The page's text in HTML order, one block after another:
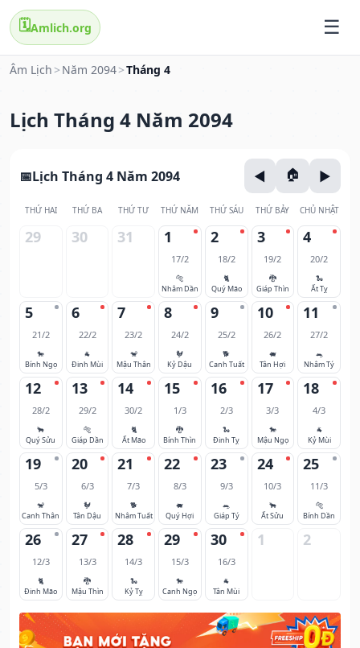
🗓️Amlich.org
Âm Lịch > Năm 2094>Tháng 4
Lịch Tháng 4 Năm 2094
Lịch Tháng 4 Năm 2094
THỨ HAI THỨ BA THỨ TƯ THỨ NĂM THỨ SÁU THỨ BẢY CHỦ NHẬT
29 30 31 1
17/2
🐅
Nhâm Dần
2
18/2
🐈
Quý Mão
3
19/2
🐉
Giáp Thìn
4
20/2
🐍
Ất Tỵ
5
21/2
🐎
Bính Ngọ
6
22/2
🐐
Đinh Mùi
7
23/2
🐒
Mậu Thân
8
24/2
🐓
Kỷ Dậu
9
25/2
🐕
Canh Tuất
10
26/2
🐖
Tân Hợi
11
27/2
🐀
Nhâm Tý
12
28/2
🐂
Quý Sửu
13
29/2
🐅
Giáp Dần
14
30/2
🐈
Ất Mão
15
1/3
🐉
Bính Thìn
16
2/3
🐍
Đinh Tỵ
17
3/3
🐎
Mậu Ngọ
18
4/3
🐐
Kỷ Mùi
19
5/3
🐒
Canh Thân
20
6/3
🐓
Tân Dậu
21
7/3
🐕
Nhâm Tuất
22
8/3
🐖
Quý Hợi
23
9/3
🐀
Giáp Tý
24
10/3
🐂
Ất Sửu
25
11/3
🐅
Bính Dần
26
12/3
🐈
Đinh Mão
27
13/3
🐉
Mậu Thìn
28
14/3
🐍
Kỷ Tỵ
29
15/3
🐎
Canh Ngọ
30
16/3
🐐
Tân Mùi
1 2